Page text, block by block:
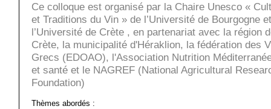
Ce colloque est organisé par la Chaire Unesco «
et Traditions du Vin » de l’Université de Bourgogne et
l’Université de Crète , en partenariat avec la région
Crète, la municipalité d'Héraklion, la fédération des
Grecs (EDOAO), l'Association Nutrition
et santé et le NAGREF (National Agricultural
Foundation)
Thèmes abordés :